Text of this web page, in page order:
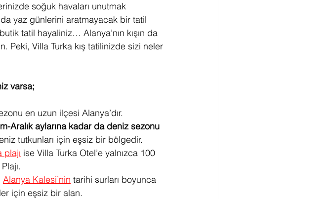
soğuk havaları unutmak
yaz günlerini aratmayacak bir tatil
tatil hayaliniz… Alanya’nın kışın da
Peki, Villa Turka kış tatilinizde sizi neler
varsa;
en uzun ilçesi Alanya’dır.
Aralık aylarına kadar da deniz sezonu
tutkunları için eşsiz bir bölgedir.
plajı ise Villa Turka Otel’e yalnızca 100
Alanya Kalesi’nin tarihi surları boyunca
için eşsiz bir alan.